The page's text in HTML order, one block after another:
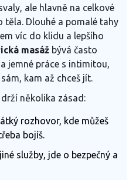
ale hlavně na celkové
Dlouhé a pomalé tahy
víc do klidu a lepšího
masáž bývá často
jemné práce s intimitou,
kam až chceš jít.
několika zásad:
rozhovor, kde můžeš
bojíš.
služby, jde o bezpečný a